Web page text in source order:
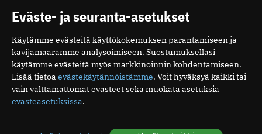
00510 Helsinki
puh. (09) 393 091
toimitus@potilaanlaakarilehti.fi
ISSN 2323-9476
Eväste- ja seuranta-asetukset
Käytämme evästeitä käyttökokemuksen parantamiseen ja
kävijämäärämme analysoimiseen. Suostumuksellasi
käytämme evästeitä myös markkinoinnin kohdentamiseen.
Lisää tietoa evästekäytännöistämme. Voit hyväksyä kaikki tai
vain välttämättömät evästeet sekä muokata asetuksia
evästeasetuksissa.